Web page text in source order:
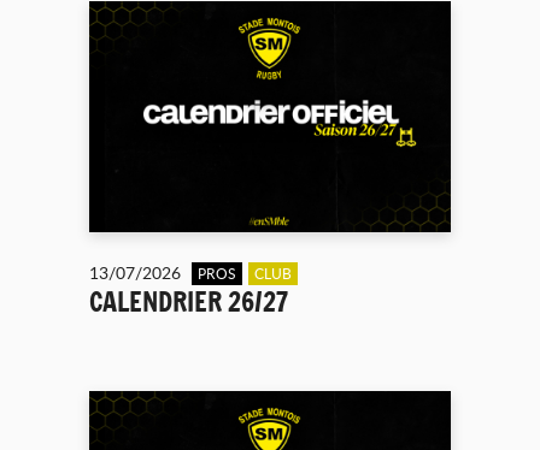
13/07/2026 PROS CLUB
CALENDRIER 26/27